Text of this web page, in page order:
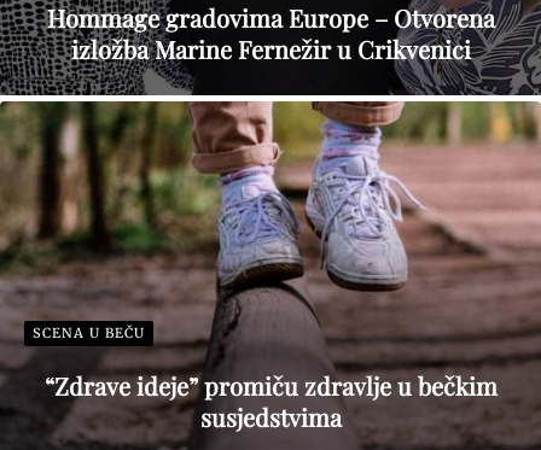
Hommage gradovima Europe – Otvorena
izložba Marine Fernežir u Crikvenici
SCENA U BEČU
“Zdrave ideje” promiču zdravlje u bečkim
susjedstvima